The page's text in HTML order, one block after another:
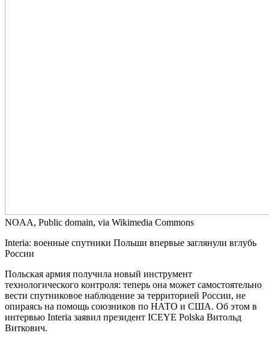
NOAA, Public domain, via Wikimedia Commons
Interia: военные спутники Польши впервые заглянули вглубь
России
Польская армия получила новый инструмент
технологического контроля: теперь она может самостоятельно
вести спутниковое наблюдение за территорией России, не
опираясь на помощь союзников по НАТО и США. Об этом в
интервью Interia заявил президент ICEYE Polska Витольд
Виткович.